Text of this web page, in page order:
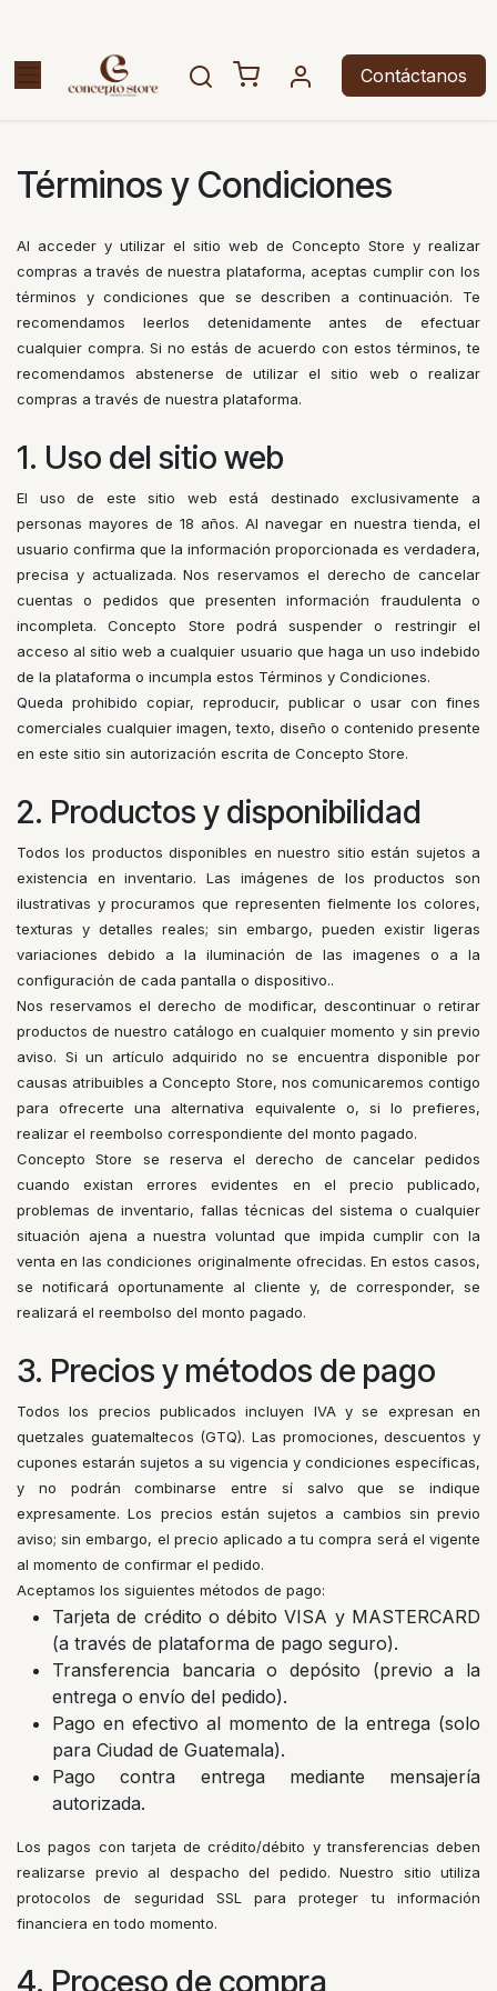
Contáctanos
Términos y Condiciones
Al acceder y utilizar el sitio web de Concepto Store y realizar
compras a través de nuestra plataforma, aceptas cumplir con los
términos y condiciones que se describen a continuación. Te
recomendamos leerlos detenidamente antes de efectuar
cualquier compra. Si no estás de acuerdo con estos términos, te
recomendamos abstenerse de utilizar el sitio web o realizar
compras a través de nuestra plataforma.
1. Uso del sitio web
El uso de este sitio web está destinado exclusivamente a
personas mayores de 18 años. Al navegar en nuestra tienda, el
usuario confirma que la información proporcionada es verdadera,
precisa y actualizada. Nos reservamos el derecho de cancelar
cuentas o pedidos que presenten información fraudulenta o
incompleta. Concepto Store podrá suspender o restringir el
acceso al sitio web a cualquier usuario que haga un uso indebido
de la plataforma o incumpla estos Términos y Condiciones.
Queda prohibido copiar, reproducir, publicar o usar con fines
comerciales cualquier imagen, texto, diseño o contenido presente
en este sitio sin autorización escrita de Concepto Store.
2. Productos y disponibilidad
Todos los productos disponibles en nuestro sitio están sujetos a
existencia en inventario. Las imágenes de los productos son
ilustrativas y procuramos que representen fielmente los colores,
texturas y detalles reales; sin embargo, pueden existir ligeras
variaciones debido a la iluminación de las imagenes o a la
configuración de cada pantalla o dispositivo..
Nos reservamos el derecho de modificar, descontinuar o retirar
productos de nuestro catálogo en cualquier momento y sin previo
aviso. Si un artículo adquirido no se encuentra disponible por
causas atribuibles a Concepto Store, nos comunicaremos contigo
para ofrecerte una alternativa equivalente o, si lo prefieres,
realizar el reembolso correspondiente del monto pagado.
Concepto Store se reserva el derecho de cancelar pedidos
cuando existan errores evidentes en el precio publicado,
problemas de inventario, fallas técnicas del sistema o cualquier
situación ajena a nuestra voluntad que impida cumplir con la
venta en las condiciones originalmente ofrecidas. En estos casos,
se notificará oportunamente al cliente y, de corresponder, se
realizará el reembolso del monto pagado.
3. Precios y métodos de pago
Todos los precios publicados incluyen IVA y se expresan en
quetzales guatemaltecos (GTQ). Las promociones, descuentos y
cupones estarán sujetos a su vigencia y condiciones específicas,
y no podrán combinarse entre sí salvo que se indique
expresamente. Los precios están sujetos a cambios sin previo
aviso; sin embargo, el precio aplicado a tu compra será el vigente
al momento de confirmar el pedido.
Aceptamos los siguientes métodos de pago:
Tarjeta de crédito o débito VISA y MASTERCARD
(a través de plataforma de pago seguro).
Transferencia bancaria o depósito (previo a la
entrega o envío del pedido).
Pago en efectivo al momento de la entrega (solo
para Ciudad de Guatemala).
Pago contra entrega mediante mensajería
autorizada.
Los pagos con tarjeta de crédito/débito y transferencias deben
realizarse previo al despacho del pedido. Nuestro sitio utiliza
protocolos de seguridad SSL para proteger tu información
financiera en todo momento.
4. Proceso de compra